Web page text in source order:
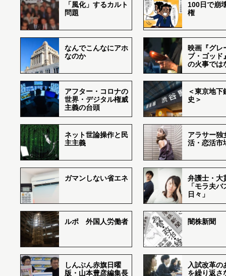
「風化」するカルト
問題
100日で崩
権
なんでこんなにアホ
なのか
映画『グレ
ブ・ゴッド
の火事では
アフター・コロナの
世界・デジタル権威
主義の台頭
＜東京地下
史＞
ネット世論操作と民
主主義
アラサー独
活・恋活市
ガマンしない省エネ
弁護士・大
「モラ夫
日々」
ルポ 外国人労働者 闇株新聞
しんぶん赤旗日曜
版・山本豊彦編集長
入試改革の
を繰り返さ